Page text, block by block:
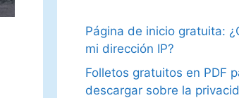
Página de inicio gratuita:
mi dirección IP?
Folletos gratuitos en PDF
descargar sobre la